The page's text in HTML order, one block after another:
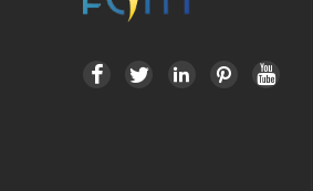
    